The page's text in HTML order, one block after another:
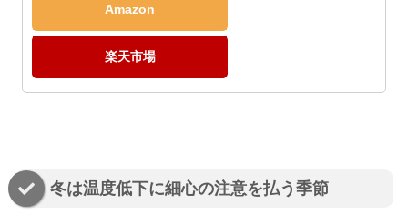
Amazon
楽天市場
冬は温度低下に細心の注意を払う季節